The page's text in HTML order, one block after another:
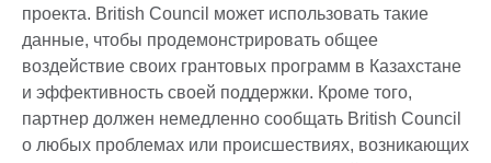
проекта. British Council может использовать такие
данные, чтобы продемонстрировать общее
воздействие своих грантовых программ в Казахстане
и эффективность своей поддержки. Кроме того,
партнер должен немедленно сообщать British Council
о любых проблемах или происшествиях, возникающих